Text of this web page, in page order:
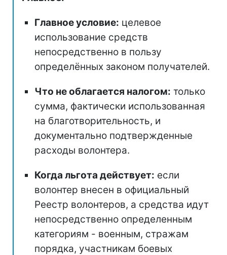
Главное условие: целевое
использование средств
непосредственно в пользу
определённых законом получателей.
Что не облагается налогом: только
сумма, фактически использованная
на благотворительность, и
документально подтвержденные
расходы волонтера.
Когда льгота действует: если
волонтер внесен в официальный
Реестр волонтеров, а средства идут
непосредственно определенным
категориям - военным, стражам
порядка, участникам боевых